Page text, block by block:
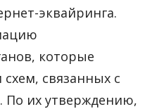
эквайринга.
которые
связанных с
По их утверждению,